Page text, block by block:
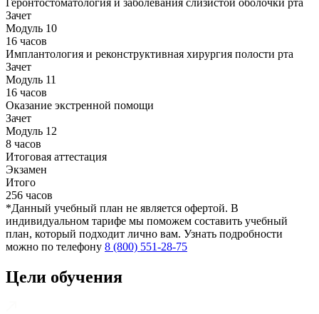
Геронтостоматология и заболевания слизистой оболочки рта
Зачет
Модуль 10
16 часов
Имплантология и реконструктивная хирургия полости рта
Зачет
Модуль 11
16 часов
Оказание экстренной помощи
Зачет
Модуль 12
8 часов
Итоговая аттестация
Экзамен
Итого
256 часов
*Данный учебный план не является офертой. В
индивидуальном тарифе мы поможем составить учебный
план, который подходит лично вам. Узнать подробности
можно по телефону 8 (800) 551-28-75
Цели обучения